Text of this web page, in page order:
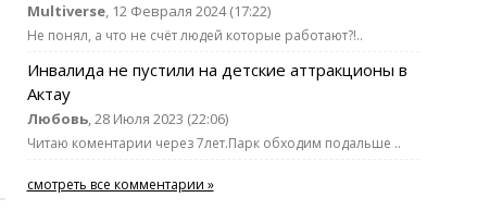
Multiverse, 12 Февраля 2024 (17:22)
Не понял, а что не счёт людей которые работают?!..
Инвалида не пустили на детские аттракционы в
Актау
Любовь, 28 Июля 2023 (22:06)
Читаю коментарии через 7лет.Парк обходим подальше ..
смотреть все комментарии »